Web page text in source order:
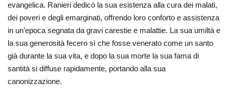
evangelica. Ranieri dedicò la sua esistenza alla cura dei malati,
dei poveri e degli emarginati, offrendo loro conforto e assistenza
in un’epoca segnata da gravi carestie e malattie. La sua umiltà e
la sua generosità fecero sì che fosse venerato come un santo
già durante la sua vita, e dopo la sua morte la sua fama di
santità si diffuse rapidamente, portando alla sua
canonizzazione.